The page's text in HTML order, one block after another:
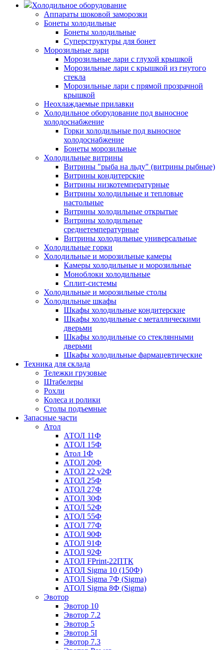
Холодильное оборудование
Аппараты шоковой заморозки
Бонеты холодильные
Бонеты холодильные
Суперструктуры для бонет
Морозильные лари
Морозильные лари с глухой крышкой
Морозильные лари с крышкой из гнутого
стекла
Морозильные лари с прямой прозрачной
крышкой
Неохлаждаемые прилавки
Холодильное оборудование под выносное
холодоснабжение
Горки холодильные под выносное
холодоснабжение
Бонеты морозильные
Холодильные витрины
Витрины "рыба на льду" (витрины рыбные)
Витрины кондитерские
Витрины низкотемпературные
Витрины холодильные и тепловые
настольные
Витрины холодильные открытые
Витрины холодильные
среднетемпературные
Витрины холодильные универсальные
Холодильные горки
Холодильные и морозильные камеры
Камеры холодильные и морозильные
Моноблоки холодильные
Сплит-системы
Холодильные и морозильные столы
Холодильные шкафы
Шкафы холодильные кондитерские
Шкафы холодильные с металлическими
дверьми
Шкафы холодильные со стеклянными
дверьми
Шкафы холодильные фармацевтические
Техника для склада
Тележки грузовые
Штабелеры
Рохли
Колеса и ролики
Столы подъемные
Запасные части
Атол
АТОЛ 11Ф
АТОЛ 15Ф
Атол 1Ф
АТОЛ 20Ф
АТОЛ 22 v2Ф
АТОЛ 25Ф
АТОЛ 27Ф
АТОЛ 30Ф
АТОЛ 52Ф
АТОЛ 55Ф
АТОЛ 77Ф
АТОЛ 90Ф
АТОЛ 91Ф
АТОЛ 92Ф
АТОЛ FPrint-22ПТК
АТОЛ Sigma 10 (150Ф)
АТОЛ Sigma 7Ф (Sigma)
АТОЛ Sigma 8Ф (Sigma)
Эвотор
Эвотор 10
Эвотор 7.2
Эвотор 5
Эвотор 5I
Эвотор 7.3